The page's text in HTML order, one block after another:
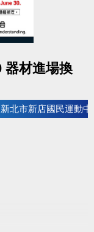
器材進場換
北市新店國民運動中